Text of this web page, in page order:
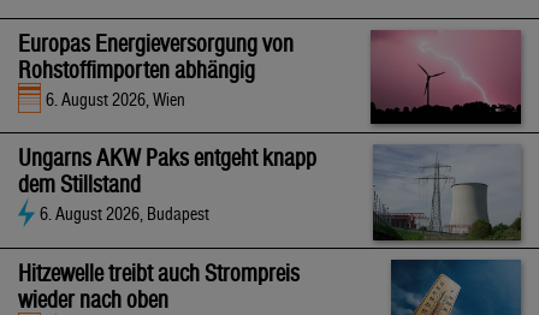
Europas Energieversorgung von
Rohstoffimporten abhängig
6. August 2026, Wien
Ungarns AKW Paks entgeht knapp
dem Stillstand
6. August 2026, Budapest
Hitzewelle treibt auch Strompreis
wieder nach oben